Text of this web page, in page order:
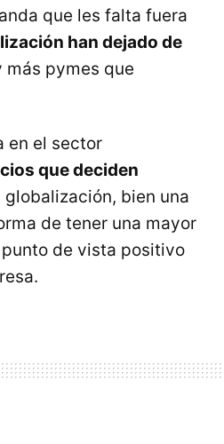
que les falta fuera
han dejado de
más pymes que
en el sector
que deciden
bien una
de tener una mayor
de vista positivo